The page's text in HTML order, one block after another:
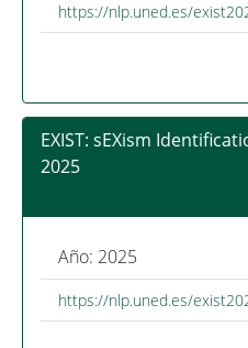
https://nlp.uned.es/
EXIST: sEXism
2025
Año: 2025
https://nlp.uned.es/